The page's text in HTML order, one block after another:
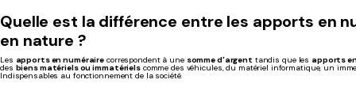
Quelle est la différence entre les apports en
en nature ?
Les apports en numéraire correspondent à une somme d'argent tandis que les apports
des biens matériels ou immatérielscomme des véhicules, du matériel informatique, un
Indispensables au fonctionnement de la société.